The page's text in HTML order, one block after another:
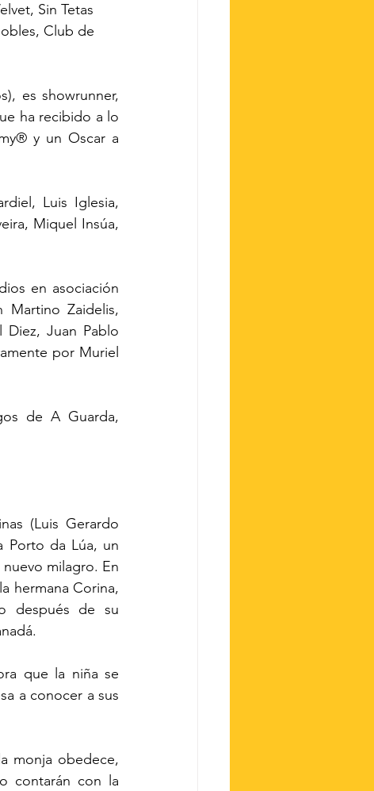
Sin Tetas
Club de
es showrunner,
ha recibido a lo
y un Oscar a
Luis Iglesia,
Miquel Insúa,
en asociación
Zaidelis,
Diez, Juan Pablo
por Muriel
de A Guarda,
(Luis Gerardo
Porto da Lúa, un
milagro. En
hermana Corina,
después de su
que la niña se
a conocer a sus
monja obedece,
contarán con la